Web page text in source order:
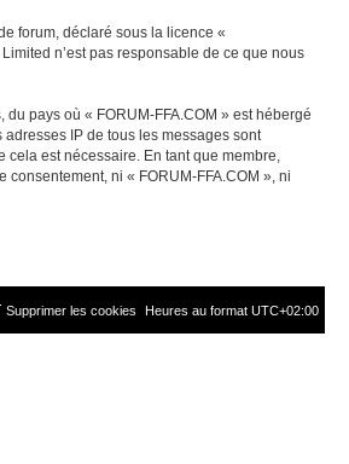
forum, déclaré sous la licence «
n’est pas responsable de ce que nous
pays où « FORUM-FFA.COM » est hébergé
IP de tous les messages sont
cela est nécessaire. En tant que membre,
ni « FORUM-FFA.COM », ni
Heures au format UTC+02:00
Supprimer les cookies